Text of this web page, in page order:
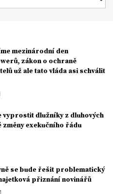
mezinárodní den
zákon o ochraně
už ale tato vláda asi schválit
vyprostit dlužníky z dluhových
změny exekučního řádu
se bude řešit problematický
přiznání novinářů